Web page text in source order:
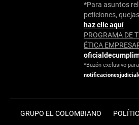
*Para asuntos
peticiones,
haz clic aquí
PROGRAMA DE
ÉTICA
*Buzón exclusivo
GRUPO EL COLOMBIANO